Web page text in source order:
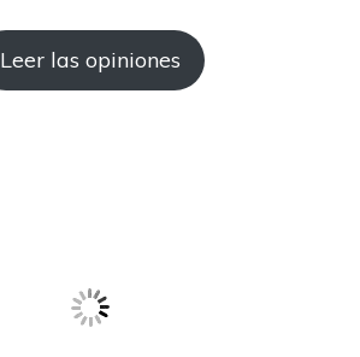
Leer las opiniones